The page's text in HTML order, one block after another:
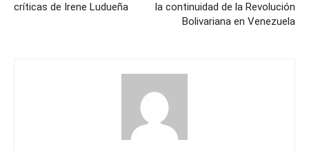
críticas de Irene Ludueña
la continuidad de la Revolución
Bolivariana en Venezuela